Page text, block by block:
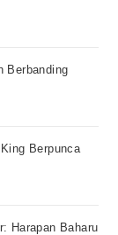
Berbanding
Berpunca
Harapan Baharu